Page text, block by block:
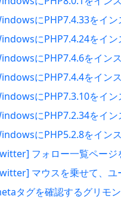
にPHP7.4.33をイ
にPHP7.4.24をイ
にPHP7.4.6をイン
にPHP7.4.4をイン
にPHP7.3.10をイ
にPHP7.2.34をイ
にPHP5.2.8をイン
フォロー一覧ページ
マウスを乗せて、ユ
タグを確認するグリモン